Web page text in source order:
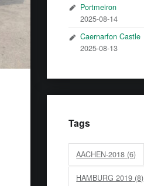
Portmeiron
2025-08-14
Caernarfon Castle
2025-08-13
Tags
AACHEN-2018 (6)
HAMBURG 2019 (8)